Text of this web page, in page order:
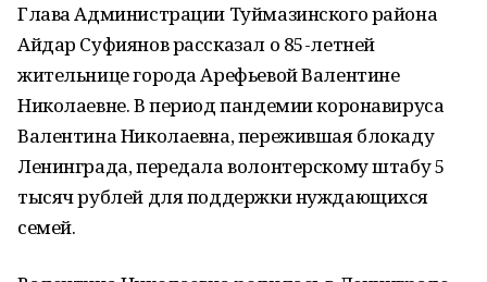
Глава Администрации Туймазинского района
Айдар Суфиянов рассказал о 85-летней
жительнице города Арефьевой Валентине
Николаевне. В период пандемии коронавируса
Валентина Николаевна, пережившая блокаду
Ленинграда, передала волонтерскому штабу 5
тысяч рублей для поддержки нуждающихся
семей.